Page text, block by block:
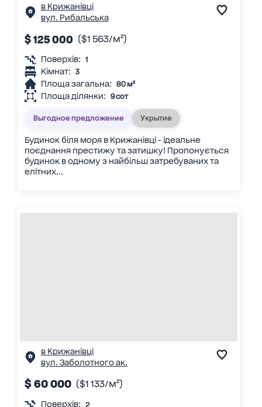
в Крижанівці
вул. Рибальська
$ 125 000 ($1 563/м²)
Поверхів: 1
Кімнат: 3
Площа загальна: 80 м²
Площа ділянки: 9 сот
Выгодное предложение Укрытие
Будинок біля моря в Крижанівці - ідеальне
поєднання престижу та затишку! Пропонується
будинок в одному з найбільш затребуваних та
елітних...
в Крижанівці
вул. Заболотного ак.
$ 60 000 ($1 133/м²)
Поверхів: 2